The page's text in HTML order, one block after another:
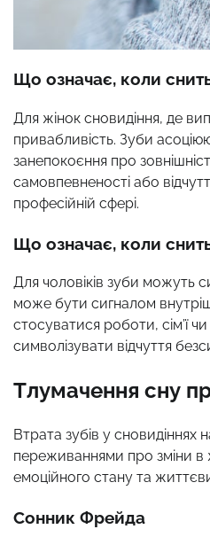
Що означає, коли
Для жінок сновидіння, де
привабливість. Зуби
занепокоєння про
самовпевненості або
професійній сфері.
Що означає, коли
Для чоловіків зуби можуть
може бути сигналом
стосуватися роботи, сім’ї
символізувати відчуття
Тлумачення сну
Втрата зубів у
переживаннями про зміни в
емоційного стану та
Сонник Фрейда